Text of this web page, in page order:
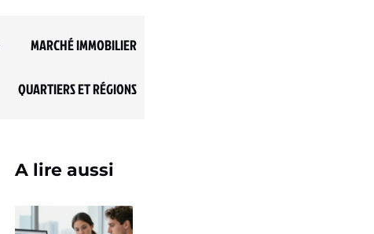
MARCHÉ IMMOBILIER
QUARTIERS ET RÉGIONS
A lire aussi